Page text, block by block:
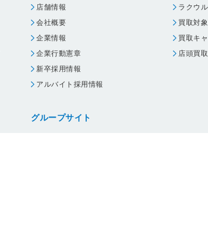
店舗情報
会社概要
企業情報
企業行動憲章
新卒採用情報
アルバイト採用情報
グループサイト
ラクウル
買取対
買取キ
店頭買取